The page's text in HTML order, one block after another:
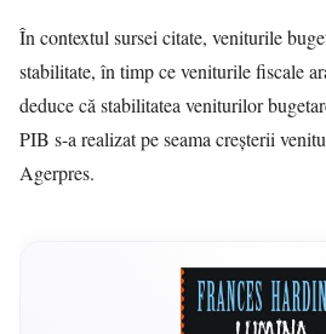
În contextul sursei citate, veniturile
stabilitate, în timp ce veniturile fiscale
deduce că stabilitatea veniturilor
PIB s-a realizat pe seama creşterii
Agerpres.